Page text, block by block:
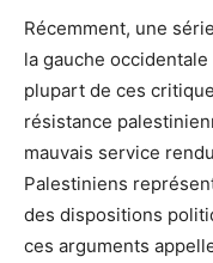
Récemment, une
la gauche
plupart de ces
résistance
mauvais service
Palestiniens
des dispositions
ces arguments